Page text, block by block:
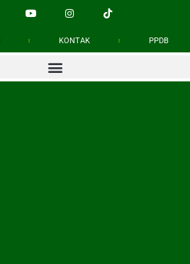
KONTAK PPDB